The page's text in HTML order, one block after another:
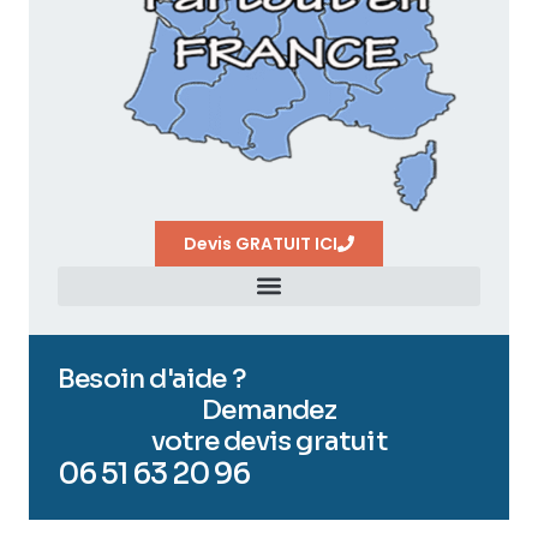
Devis GRATUIT ICI
Besoin d'aide ?
Demandez
votre devis gratuit
06 51 63 20 96